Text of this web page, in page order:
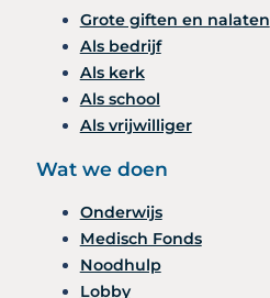
Grote giften en nalaten
Als bedrijf
Als kerk
Als school
Als vrijwilliger
Wat we doen
Onderwijs
Medisch Fonds
Noodhulp
Lobby